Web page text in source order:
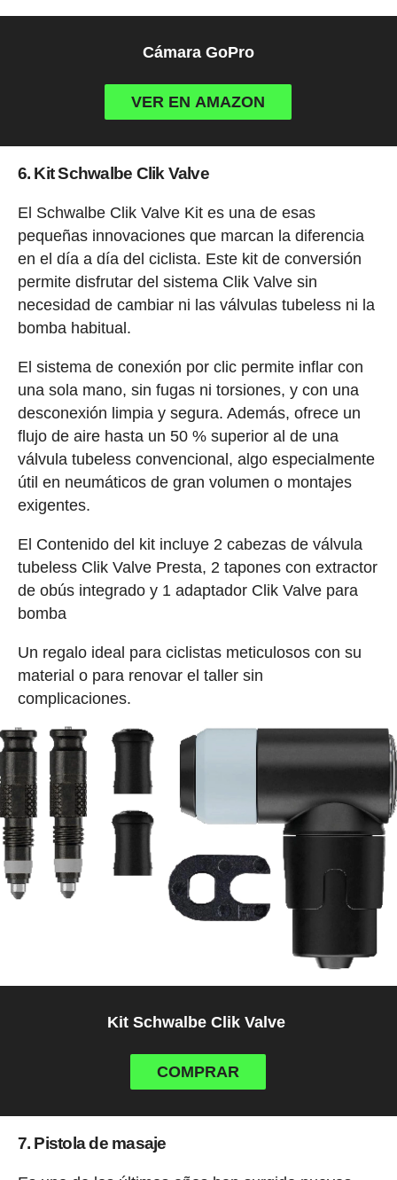
Cámara GoPro
VER EN AMAZON
6. Kit Schwalbe Clik Valve
El Schwalbe Clik Valve Kit es una de esas
pequeñas innovaciones que marcan la diferencia
en el día a día del ciclista. Este kit de conversión
permite disfrutar del sistema Clik Valve sin
necesidad de cambiar ni las válvulas tubeless ni la
bomba habitual.
El sistema de conexión por clic permite inflar con
una sola mano, sin fugas ni torsiones, y con una
desconexión limpia y segura. Además, ofrece un
flujo de aire hasta un 50 % superior al de una
válvula tubeless convencional, algo especialmente
útil en neumáticos de gran volumen o montajes
exigentes.
El Contenido del kit incluye 2 cabezas de válvula
tubeless Clik Valve Presta, 2 tapones con extractor
de obús integrado y 1 adaptador Clik Valve para
bomba
Un regalo ideal para ciclistas meticulosos con su
material o para renovar el taller sin
complicaciones.
Kit Schwalbe Clik Valve
COMPRAR
7. Pistola de masaje